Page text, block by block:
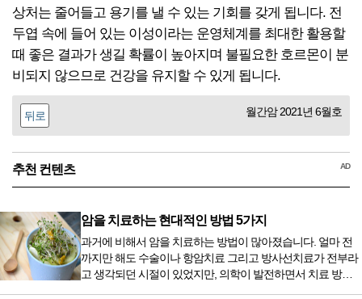
상처는 줄어들고 용기를 낼 수 있는 기회를 갖게 됩니다. 전
두엽 속에 들어 있는 이성이라는 운영체계를 최대한 활용할
때 좋은 결과가 생길 확률이 높아지며 불필요한 호르몬이 분
비되지 않으므로 건강을 유지할 수 있게 됩니다.
뒤로 월간암 2021년 6월호
추천 컨텐츠 AD
암을 치료하는 현대적인 방법 5가지
과거에 비해서 암을 치료하는 방법이 많아졌습니다. 얼마 전
까지만 해도 수술이나 항암치료 그리고 방사선치료가 전부라
고 생각되던 시절이 있었지만, 의학이 발전하면서 치료 방법